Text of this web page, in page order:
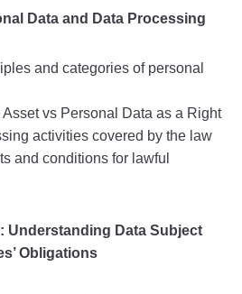
Data and Data Processing
and categories of personal
vs Personal Data as a Right
activities covered by the law
and conditions for lawful
Understanding Data Subject
Obligations